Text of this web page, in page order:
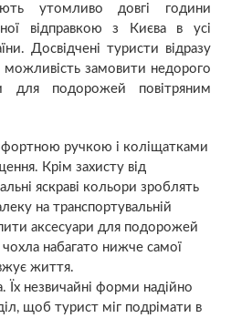
утомливо довгі години
відправкою з Києва в усі
Досвідчені туристи відразу
можливість замовити недорого
для подорожей повітряним
ручкою і коліщатками
Крім захисту від
яскраві кольори зроблять
на транспортувальній
аксесуари для подорожей
чохла набагато нижче самої
життя.
незвичайні форми надійно
щоб турист міг подрімати в